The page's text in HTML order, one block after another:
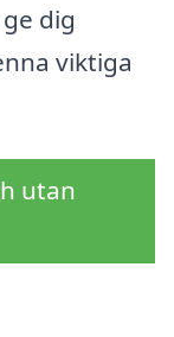
dig
viktiga
utan